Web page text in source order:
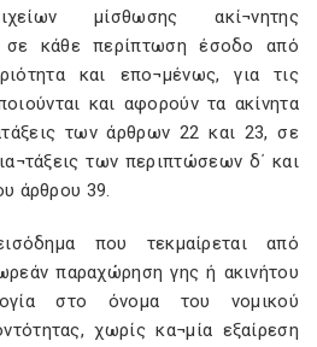
μίσθωσης ακί¬νητης
σε κάθε περίπτωση έσοδο από
και επο¬μένως, για τις
και αφορούν τα ακίνητα
των άρθρων 22 και 23, σε
των περιπτώσεων δ΄ και
άρθρου 39.
που τεκμαίρεται από
παραχώρηση γης ή ακινήτου
στο όνομα του νομικού
χωρίς κα¬μία εξαίρεση